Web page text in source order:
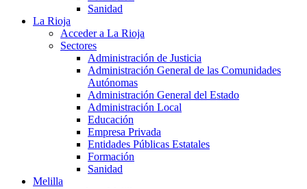
Sanidad
La Rioja
Acceder a La Rioja
Sectores
Administración de Justicia
Administración General de las Comunidades
Autónomas
Administración General del Estado
Administración Local
Educación
Empresa Privada
Entidades Públicas Estatales
Formación
Sanidad
Melilla